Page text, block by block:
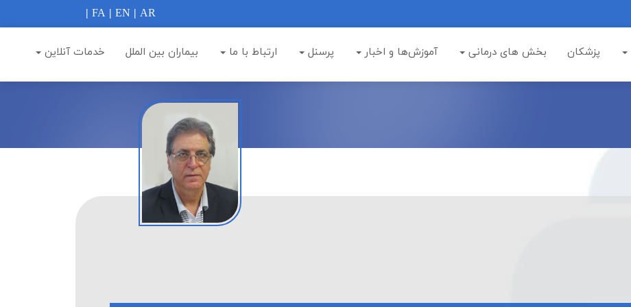
FA| EN | AR
|
پزشکان بخش های درمانی آموزش‌ها و اخبار پرسنل ارتباط با ما بيماران بين الملل خدمات آنلاین